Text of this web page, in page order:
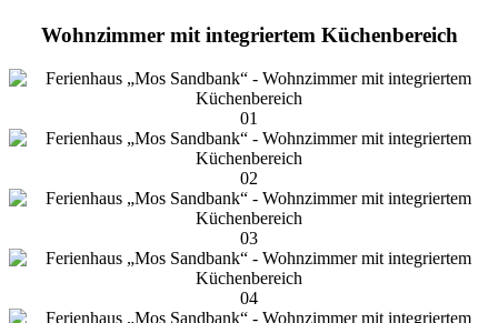
Wohnzimmer mit integriertem Küchenbereich
01
02
03
04